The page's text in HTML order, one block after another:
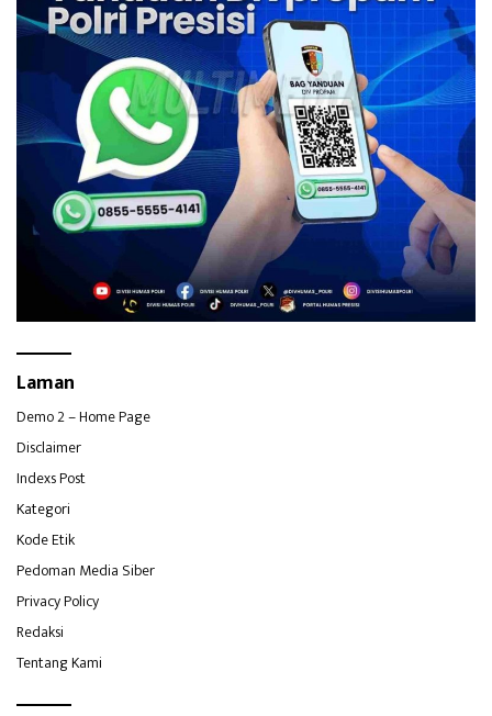
Laman
Demo 2 – Home Page
Disclaimer
Indexs Post
Kategori
Kode Etik
Pedoman Media Siber
Privacy Policy
Redaksi
Tentang Kami